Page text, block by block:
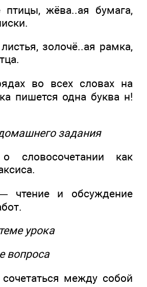
птицы, жёва..ая бумага,
золочё..ая рамка,
во всех словах на
пишется одна буква н!
задания
словосочетании как
и обсуждение
урока
вопроса
между собой